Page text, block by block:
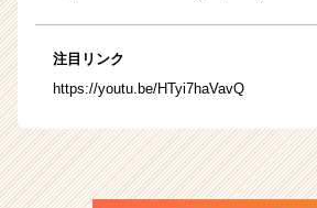
注目リンク
https://youtu.be/HTyi7haVavQ